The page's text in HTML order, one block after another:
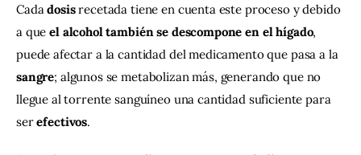
Cada dosis recetada tiene en cuenta este proceso y debido
a que el alcohol también se descompone en el hígado,
puede afectar a la cantidad del medicamento que pasa a la
sangre; algunos se metabolizan más, generando que no
llegue al torrente sanguíneo una cantidad suficiente para
ser efectivos.